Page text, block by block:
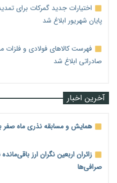
اختیارات جدید گمرکات برای
پایان شهریور ابلاغ شد
صادراتی ابلاغ شد
آخرین اخبار
همایش و مسابقه نذری ماه صفر
زائران اربعین نگران ارز
صرافی‌ها